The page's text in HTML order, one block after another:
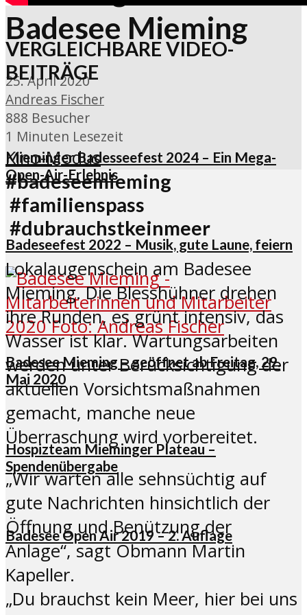
VERGLEICHBARE VIDEO-
BEITRÄGE
Mieminger Badesseefest 2024 – Ein Mega-
Open-Air-Erlebnis
Badeseefest 2022 – Musik, gute Laune, feiern
Badesee Mieming – geöffnet ab Freitag, 29.
Mai 2020
Hospizteam Mieminger Plateau –
Spendenübergabe
Badesee Open Air 2019 – 2. Auflage
Badesee Mieming
25. April 2020
Andreas Fischer
888 Besucher
1 Minuten Lesezeit
Kino-Modus
#badeseemieming
#familienspass
#dubrauchstkeinmeer
Lokalaugenschein am Badesee
Mieming. Die Blesshühner drehen
ihre Runden, es grünt intensiv, das
Wasser ist klar. Wartungsarbeiten
werden unter Berücksichtigung der
aktuellen Vorsichtsmaßnahmen
gemacht, manche neue
Überraschung wird vorbereitet.
„Wir warten alle sehnsüchtig auf
gute Nachrichten hinsichtlich der
Öffnung und Benützung der
Anlage“, sagt Obmann Martin
Kapeller.
„Du brauchst kein Meer, hier bei uns